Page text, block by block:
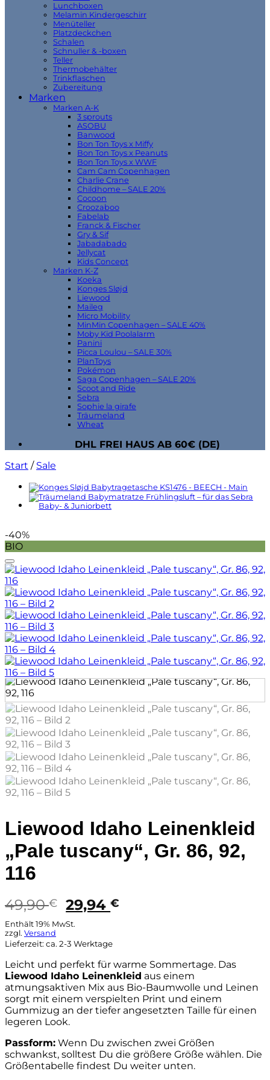
Lunchboxen
Melamin Kindergeschirr
Menüteller
Platzdeckchen
Schalen
Schnuller & -boxen
Teller
Thermobehälter
Trinkflaschen
Zubereitung
Marken
Marken A-K
3 sprouts
ASOBU
Banwood
Bon Ton Toys x Miffy
Bon Ton Toys x Peanuts
Bon Ton Toys x WWF
Cam Cam Copenhagen
Charlie Crane
Childhome – SALE 20%
Cocoon
Croozaboo
Fabelab
Franck & Fischer
Gry & Sif
Jabadabado
Jellycat
Kids Concept
Marken K-Z
Koeka
Konges Sløjd
Liewood
Maileg
Micro Mobility
MinMin Copenhagen – SALE 40%
Moby Kid Poolalarm
Panini
Picca Loulou – SALE 30%
PlanToys
Pokémon
Saga Copenhagen – SALE 20%
Scoot and Ride
Sebra
Sophie la girafe
Träumeland
Wheat
DHL FREI HAUS AB 60€ (DE)
Start / Sale
-40%
BIO
Auf die Wunschliste
Liewood Idaho Leinenkleid
„Pale tuscany“, Gr. 86, 92,
116
49,90€
Ursprünglicher
Preis
49,90 €
29,94€
Enthält 19% MwSt.
zzgl. Versand
Lieferzeit: ca. 2-3 Werktage
Leicht und perfekt für warme Sommertage. Das
Liewood Idaho Leinenkleid aus einem
atmungsaktiven Mix aus Bio-Baumwolle und Leinen
sorgt mit einem verspielten Print und einem
Gummizug an der tiefer angesetzten Taille für einen
legeren Look.
Passform: Wenn Du zwischen zwei Größen
schwankst, solltest Du die größere Größe wählen. Die
Größentabelle findest Du weiter unten.